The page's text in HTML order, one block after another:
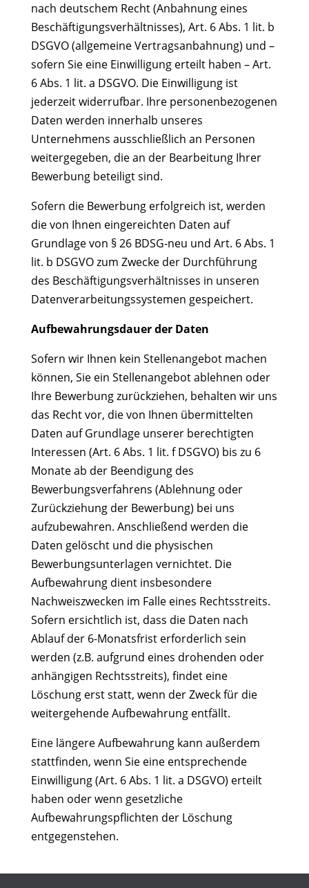
nach deutschem Recht (Anbahnung eines
Beschäftigungsverhältnisses), Art. 6 Abs. 1 lit. b
DSGVO (allgemeine Vertragsanbahnung) und –
sofern Sie eine Einwilligung erteilt haben – Art.
6 Abs. 1 lit. a DSGVO. Die Einwilligung ist
jederzeit widerrufbar. Ihre personenbezogenen
Daten werden innerhalb unseres
Unternehmens ausschließlich an Personen
weitergegeben, die an der Bearbeitung Ihrer
Bewerbung beteiligt sind.
Sofern die Bewerbung erfolgreich ist, werden
die von Ihnen eingereichten Daten auf
Grundlage von § 26 BDSG-neu und Art. 6 Abs. 1
lit. b DSGVO zum Zwecke der Durchführung
des Beschäftigungsverhältnisses in unseren
Datenverarbeitungssystemen gespeichert.
Aufbewahrungsdauer der Daten
Sofern wir Ihnen kein Stellenangebot machen
können, Sie ein Stellenangebot ablehnen oder
Ihre Bewerbung zurückziehen, behalten wir uns
das Recht vor, die von Ihnen übermittelten
Daten auf Grundlage unserer berechtigten
Interessen (Art. 6 Abs. 1 lit. f DSGVO) bis zu 6
Monate ab der Beendigung des
Bewerbungsverfahrens (Ablehnung oder
Zurückziehung der Bewerbung) bei uns
aufzubewahren. Anschließend werden die
Daten gelöscht und die physischen
Bewerbungsunterlagen vernichtet. Die
Aufbewahrung dient insbesondere
Nachweiszwecken im Falle eines Rechtsstreits.
Sofern ersichtlich ist, dass die Daten nach
Ablauf der 6-Monatsfrist erforderlich sein
werden (z.B. aufgrund eines drohenden oder
anhängigen Rechtsstreits), findet eine
Löschung erst statt, wenn der Zweck für die
weitergehende Aufbewahrung entfällt.
Eine längere Aufbewahrung kann außerdem
stattfinden, wenn Sie eine entsprechende
Einwilligung (Art. 6 Abs. 1 lit. a DSGVO) erteilt
haben oder wenn gesetzliche
Aufbewahrungspflichten der Löschung
entgegenstehen.